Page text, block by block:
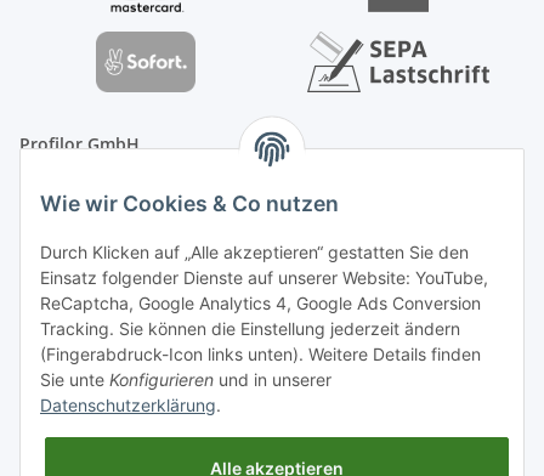
Profilor GmbH
OdF.Platz 2
16775 Löwenberger Land
Telefon: +49 (0) 33094-719-8719
E-Mail: info (ät) treppe99 (Punkt) de
Wie wir Cookies & Co nutzen
Durch Klicken auf „Alle akzeptieren“ gestatten Sie den
Einsatz folgender Dienste auf unserer Website: YouTube,
ReCaptcha, Google Analytics 4, Google Ads Conversion
Tracking. Sie können die Einstellung jederzeit ändern
(Fingerabdruck-Icon links unten). Weitere Details finden
Sie unte Konfigurieren und in unserer
Datenschutzerklärung.
Alle akzeptieren